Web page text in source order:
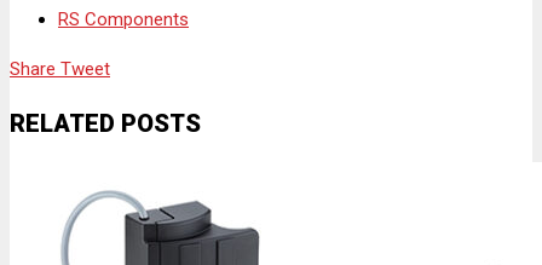
RS Components
Share Tweet
RELATED POSTS